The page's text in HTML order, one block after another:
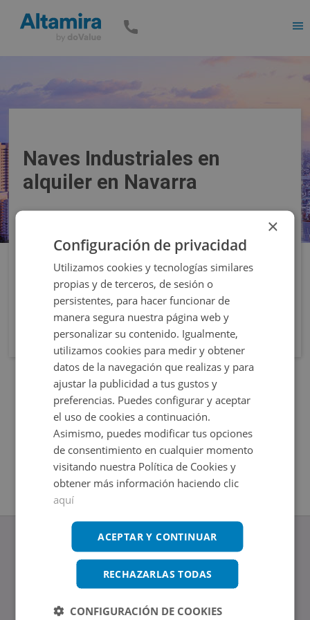
Naves Industriales en
alquiler en Navarra
Filtros
www.altamirainmuebles.com
Edificio Skylight
Avenida de Manoteras 14-16, 28050, Madrid
×
Configuración de privacidad
Utilizamos cookies y tecnologías similares
propias y de terceros, de sesión o
persistentes, para hacer funcionar de
manera segura nuestra página web y
personalizar su contenido. Igualmente,
utilizamos cookies para medir y obtener
datos de la navegación que realizas y para
ajustar la publicidad a tus gustos y
preferencias. Puedes configurar y aceptar
el uso de cookies a continuación.
Asimismo, puedes modificar tus opciones
de consentimiento en cualquier momento
visitando nuestra Política de Cookies y
obtener más información haciendo clic
aquí
ACEPTAR Y CONTINUAR
RECHAZARLAS TODAS
CONFIGURACIÓN DE COOKIES